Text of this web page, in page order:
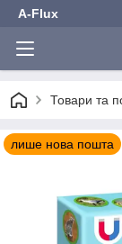
A-Flux
Товари та
лише нова пошта